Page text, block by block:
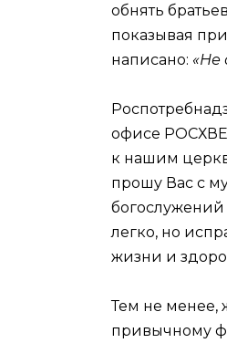
обнять
показывая
написано: «Не
офисе РОСХВЕ
к нашим
прошу Вас с
легко, но
жизни и
Тем не менее,
привычному